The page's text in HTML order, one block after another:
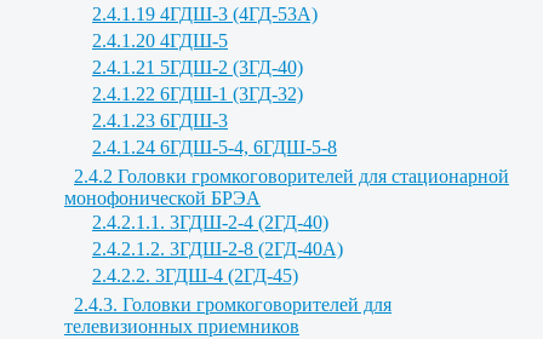
2.4.1.19 4ГДШ-3 (4ГД-53А)
2.4.1.20 4ГДШ-5
2.4.1.21 5ГДШ-2 (3ГД-40)
2.4.1.22 6ГДШ-1 (3ГД-32)
2.4.1.23 6ГДШ-3
2.4.1.24 6ГДШ-5-4, 6ГДШ-5-8
2.4.2 Головки громкоговорителей для стационарной
монофонической БРЭА
2.4.2.1.1. 3ГДШ-2-4 (2ГД-40)
2.4.2.1.2. 3ГДШ-2-8 (2ГД-40А)
2.4.2.2. 3ГДШ-4 (2ГД-45)
2.4.3. Головки громкоговорителей для
телевизионных приемников